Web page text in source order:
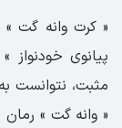
پیانوی خودنواز
مثبت، نتوانست